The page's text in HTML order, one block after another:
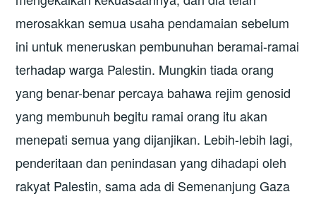
merosakkan semua usaha pendamaian sebelum
ini untuk meneruskan pembunuhan beramai-ramai
terhadap warga Palestin. Mungkin tiada orang
yang benar-benar percaya bahawa rejim genosid
yang membunuh begitu ramai orang itu akan
menepati semua yang dijanjikan. Lebih-lebih lagi,
penderitaan dan penindasan yang dihadapi oleh
rakyat Palestin, sama ada di Semenanjung Gaza